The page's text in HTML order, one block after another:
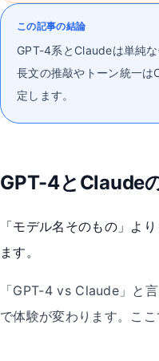
この記事の結論
GPT-4系とClaudeは単純
長文の推敲やトーン統一
定します。
GPT-4とClaude
「モデル名そのもの」よ
ます。
「GPT-4 vs Claude」と
で体験が変わります。ここ